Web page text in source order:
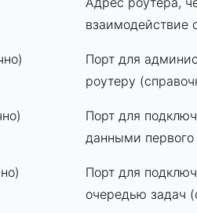
взаимодействие
Порт для
роутеру
Порт для
данными первого
Порт для
очередью задач